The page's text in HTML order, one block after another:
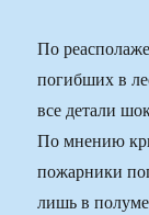
По
погибших в
все детали
По мнению
пожарники
лишь в